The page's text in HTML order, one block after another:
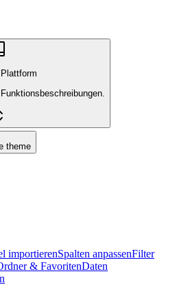
theme
importierenSpalten anpassenFilter
& FavoritenDaten